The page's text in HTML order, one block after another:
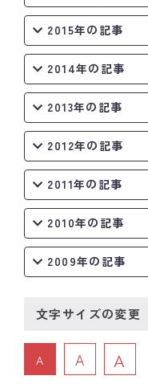
2015年の記事
2014年の記事
2013年の記事
2012年の記事
2011年の記事
2010年の記事
2009年の記事
文字サイズの変更
A A A